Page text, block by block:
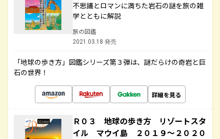
不思議とロマンに満ちた岩石の謎を旅の雑
学とともに解説
旅の図鑑
2021.03.18 発売
「地球の歩き方」図鑑シリーズ第３弾は、謎だらけの奇岩と巨
石の世界！
詳細を見る
Ｒ０３ 地球の歩き方 リゾートスタ
イル マウイ島 ２０１９～２０２０